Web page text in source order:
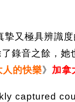
摯又極具辨識
錄音之餘，
人的快樂》 加拿
captured